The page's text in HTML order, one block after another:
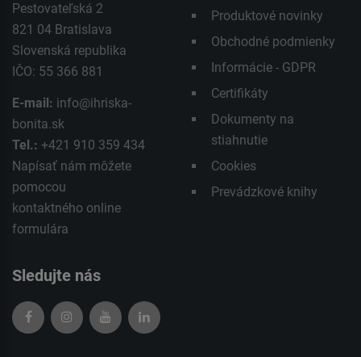
Pestovateľská 2
821 04 Bratislava
Slovenská republika
IČO: 55 366 881
E-mail: info@ihriska-
bonita.sk
Tel.: +421 910 359 434
Napísať nám môžete
pomocou
kontaktného online
formulára
Produktové novinky
Obchodné podmienky
Informácie - GDPR
Certifikáty
Dokumenty na
stiahnutie
Cookies
Prevádzkové knihy
Sledujte nás